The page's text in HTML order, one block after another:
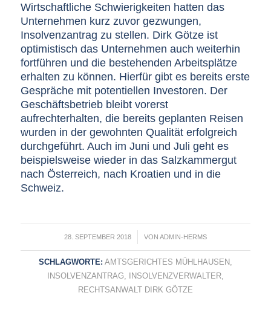
Wirtschaftliche Schwierigkeiten hatten das
Unternehmen kurz zuvor gezwungen,
Insolvenzantrag zu stellen. Dirk Götze ist
optimistisch das Unternehmen auch weiterhin
fortführen und die bestehenden Arbeitsplätze
erhalten zu können. Hierfür gibt es bereits erste
Gespräche mit potentiellen Investoren. Der
Geschäftsbetrieb bleibt vorerst
aufrechterhalten, die bereits geplanten Reisen
wurden in der gewohnten Qualität erfolgreich
durchgeführt. Auch im Juni und Juli geht es
beispielsweise wieder in das Salzkammergut
nach Österreich, nach Kroatien und in die
Schweiz.
28. SEPTEMBER 2018
/ VON ADMIN-HERMS
SCHLAGWORTE: AMTSGERICHTES MÜHLHAUSEN,
INSOLVENZANTRAG, INSOLVENZVERWALTER,
RECHTSANWALT DIRK GÖTZE